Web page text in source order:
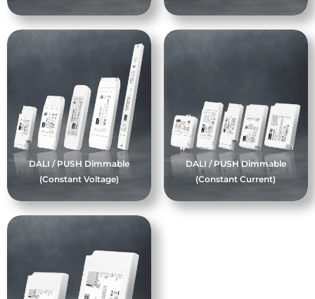
DALI / PUSH Dimmable
(Constant Voltage)
DALI / PUSH Dimmable
(Constant Current)